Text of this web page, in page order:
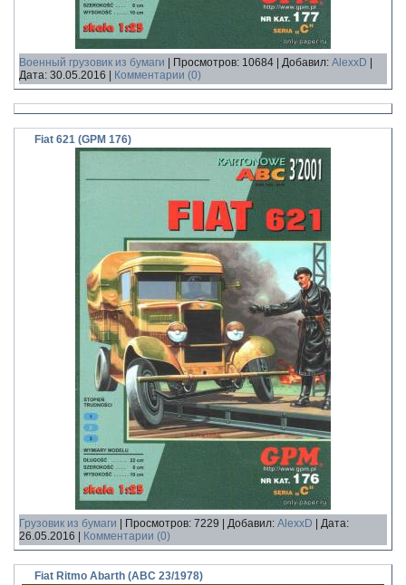
Военный грузовик из бумаги Просмотров: 10684 Добавил: AlexxD
Дата: 30.05.2016 Комментарии (0)
Fiat 621 (GPM 176)
Грузовик из бумаги Просмотров: 7229 Добавил: AlexxD
Дата:
26.05.2016
Комментарии (0)
Fiat Ritmo Abarth (ABC 23/1978)